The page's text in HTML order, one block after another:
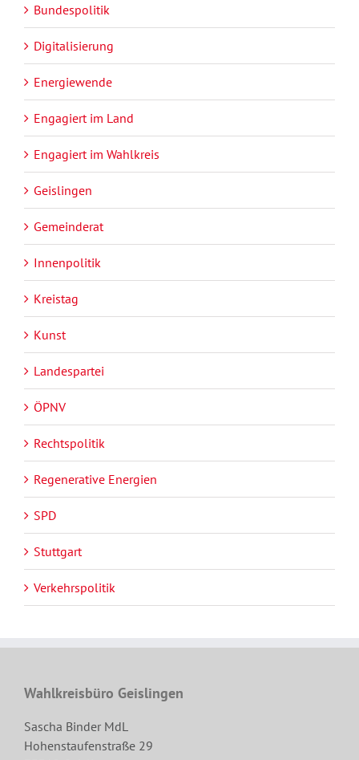
Bundespolitik
Digitalisierung
Energiewende
Engagiert im Land
Engagiert im Wahlkreis
Geislingen
Gemeinderat
Innenpolitik
Kreistag
Kunst
Landespartei
ÖPNV
Rechtspolitik
Regenerative Energien
SPD
Stuttgart
Verkehrspolitik
Wahlkreisbüro Geislingen
Sascha Binder MdL
Hohenstaufenstraße 29